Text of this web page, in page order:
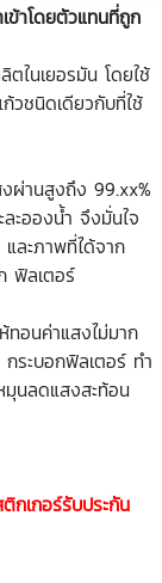
ข้าโดยตัวแทนที่ถูก
ในเยอรมัน โดยใช้
วชนิดเดียวกับที่ใช้
งผ่านสูงถึง 99.xx%
ะอองน้ำ จึงมั่นใจ
ละภาพที่ได้จาก
ฟิลเตอร์
ทอนค่าแสงไม่มาก
ระบอกฟิลเตอร์ ทำ
นลดแสงสะท้อน
กเกอร์รับประกัน